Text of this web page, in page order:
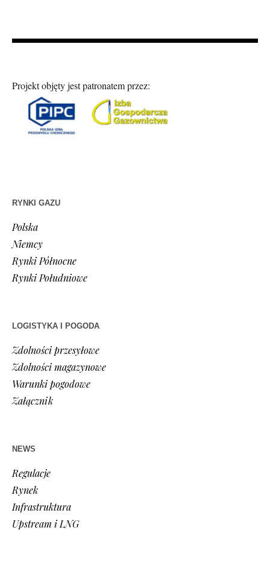
Projekt objęty jest patronatem przez:
RYNKI GAZU
Polska
Niemcy
Rynki Północne
Rynki Południowe
LOGISTYKA I POGODA
Zdolności przesyłowe
Zdolności magazynowe
Warunki pogodowe
Załącznik
NEWS
Regulacje
Rynek
Infrastruktura
Upstream i LNG